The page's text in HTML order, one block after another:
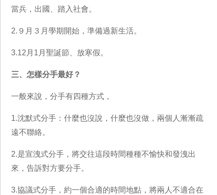
當兵，出國、踏入社會。
2.９月３月學期開始，準備過新生活。
3.12月1月聖誕節、放寒假。
三、怎樣分手最好？
一般來說，分手有四種方式，
1.沈默式分手：什麼也沒說，什麼也沒做，兩個人漸漸疏
遠不聯絡。
2.是宣洩式分手，將交往這段時間種種不愉快和發洩出
來，告訴對方要分手。
3.協議式分手，約一個合適的時間地點，將兩人不適合在